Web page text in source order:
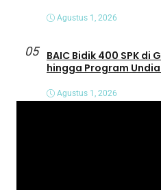
Agustus 1, 2026
05
BAIC Bidik 400 SPK di
hingga Program
Agustus 1, 2026